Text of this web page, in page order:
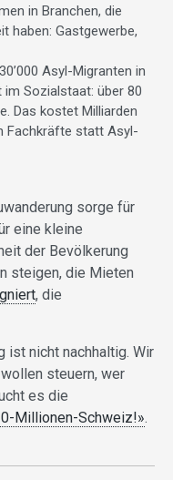
in Branchen, die
haben: Gastgewerbe,
Asyl-Migranten in
im Sozialstaat: über 80
Das kostet Milliarden
Fachkräfte statt Asyl-
sorge für
eine kleine
der Bevölkerung
steigen, die Mieten
, die
ist nicht nachhaltig. Wir
steuern, wer
es die
Millionen-Schweiz!».